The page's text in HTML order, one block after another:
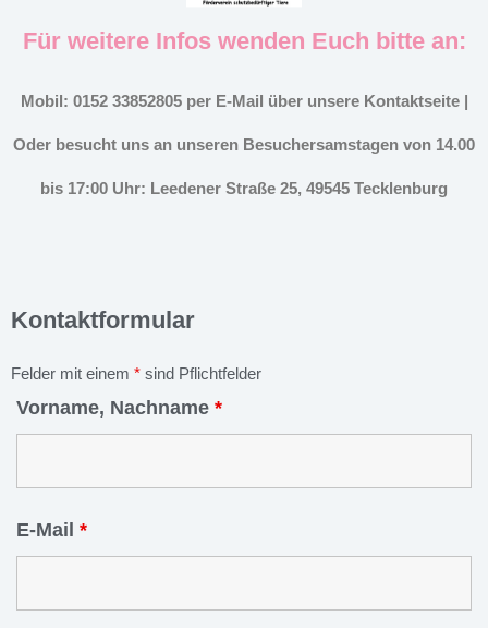
Für weitere Infos wenden Euch bitte an:
Mobil: 0152 33852805 per E-Mail über unsere Kontaktseite |
Oder besucht uns an unseren Besuchersamstagen von 14.00
bis 17:00 Uhr: Leedener Straße 25, 49545 Tecklenburg
Kontaktformular
Felder mit einem * sind Pflichtfelder
Vorname, Nachname *
E-Mail *